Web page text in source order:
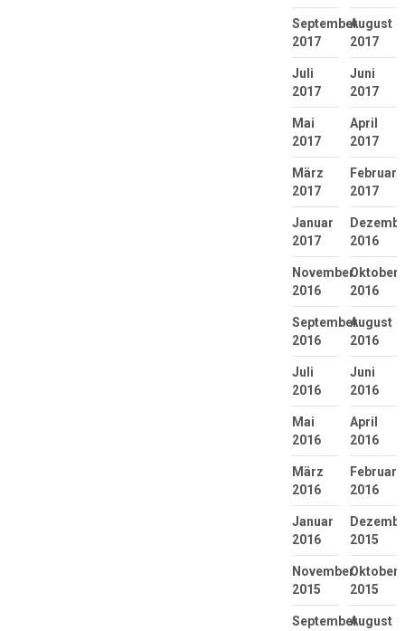
September
2017
August
2017
Juli
2017
Juni
2017
Mai
2017
April
2017
März
2017
Februar
2017
Januar
2017
2016
November
2016
Oktober
2016
September
2016
August
2016
Juli
2016
Juni
2016
Mai
2016
April
2016
März
2016
Februar
2016
Januar
2016
2015
November
2015
Oktober
2015
SeptemberAugust